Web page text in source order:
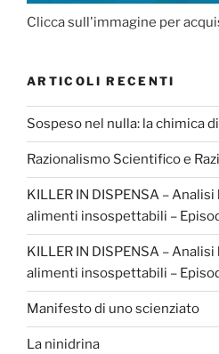
Clicca sull'immagine per
ARTICOLI RECENTI
Sospeso nel nulla: la chimica
Razionalismo Scientifico e
KILLER IN DISPENSA –
alimenti insospettabili –
KILLER IN DISPENSA –
alimenti insospettabili –
Manifesto di uno scienziato
La ninidrina